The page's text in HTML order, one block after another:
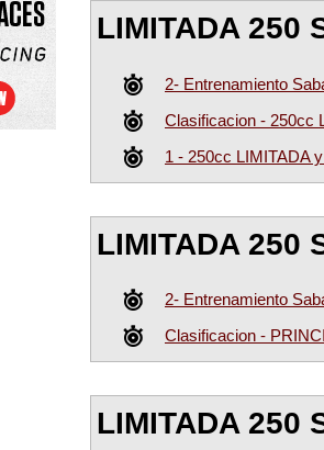
LIMITADA 250
2- Entrenamiento
Clasificacion - 250cc
1 - 250cc LIMITADA
LIMITADA 250
2- Entrenamiento
Clasificacion -
LIMITADA 250